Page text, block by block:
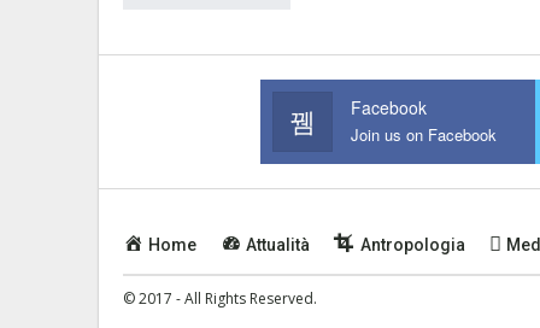
Facebook
Join us on Facebook
Home Attualità Antropologia
© 2017 - All Rights Reserved.